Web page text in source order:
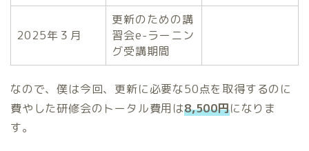
2025年３月
更新のための講
習会e-ラーニン
グ受講期間
なので、僕は今回、更新に必要な50点を取得するのに
費やした研修会のトータル費用は8,500円になりま
す。